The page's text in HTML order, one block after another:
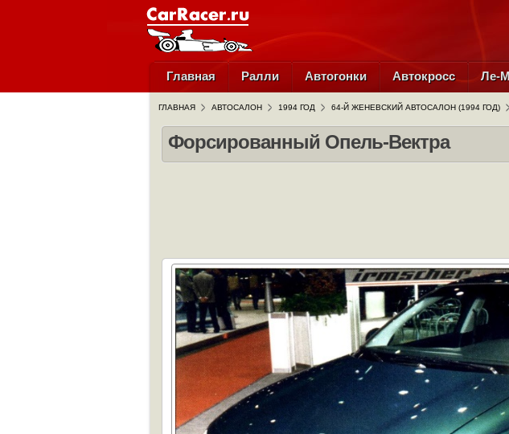
Главная Ралли Автогонки Автокросс Ле-
ГЛАВНАЯ АВТОСАЛОН 1994 ГОД 64-Й ЖЕНЕВСКИЙ АВТОСАЛОН (1994 ГОД)
Форсированный Опель-Вектра